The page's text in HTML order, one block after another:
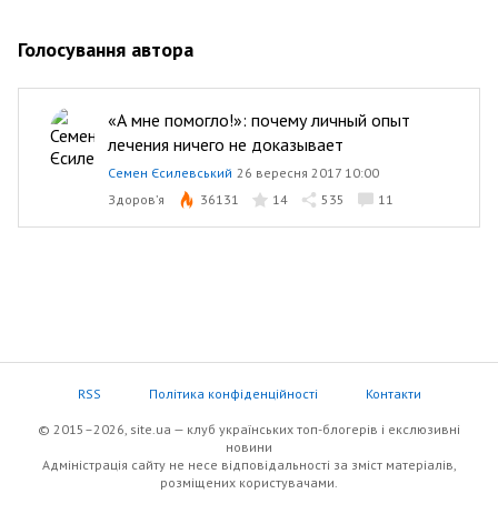
Голосування автора
«А мне помогло!»: почему личный опыт
лечения ничего не доказывает
Семен Єсилевський 26 вересня 2017 10:00
Здоров’я
36131 14 535 11
RSS Політика конфіденційності Контакти
© 2015–2026, site.ua — клуб українських топ-блогерів i екслюзивнi
новини
Адміністрація сайту не несе відповідальності за зміст матеріалів,
розміщених користувачами.